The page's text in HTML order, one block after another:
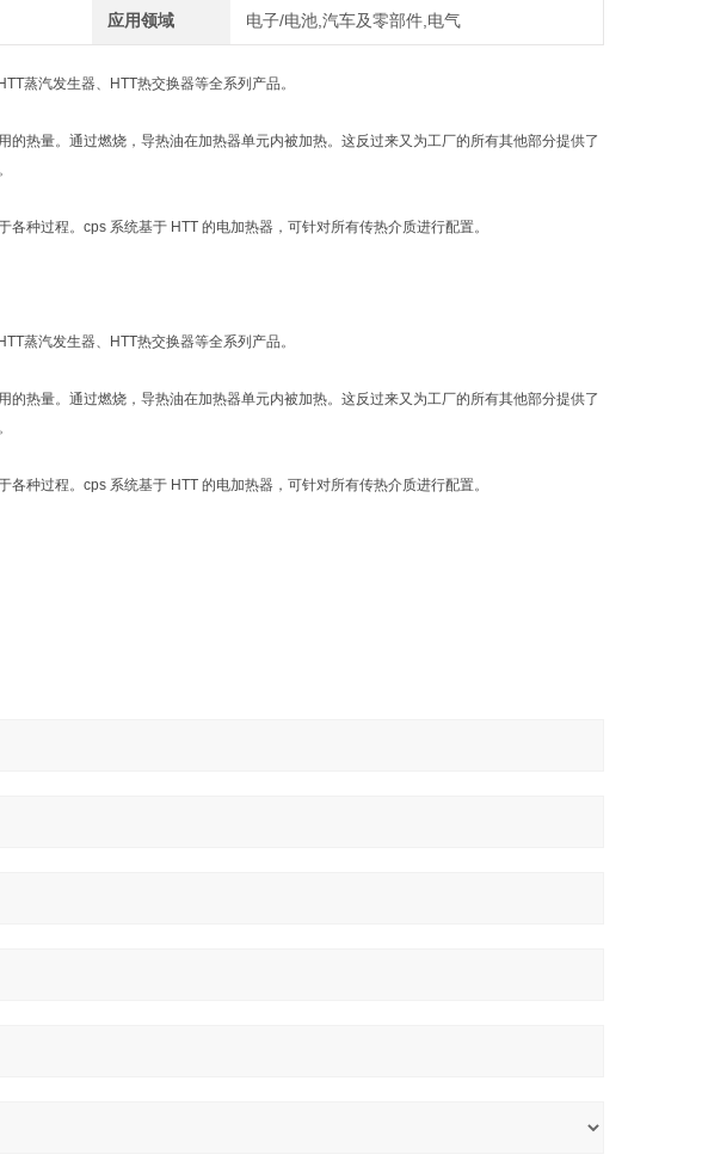
应用领域 电子/电池,汽车及零部件,电气
蒸汽发生器、HTT热交换器等全系列产品。
热量。通过燃烧，导热油在加热器单元内被加热。这反过来又为工厂的所有其他部分提供了
各种过程。cps 系统基于 HTT 的电加热器，可针对所有传热介质进行配置。
蒸汽发生器、HTT热交换器等全系列产品。
热量。通过燃烧，导热油在加热器单元内被加热。这反过来又为工厂的所有其他部分提供了
各种过程。cps 系统基于 HTT 的电加热器，可针对所有传热介质进行配置。